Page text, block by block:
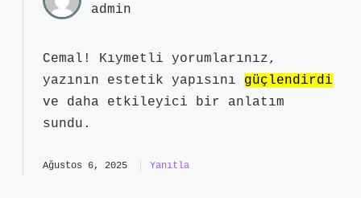
admin
Cemal! Kıymetli yorumlarınız,
yazının estetik yapısını güçlendirdi
ve daha etkileyici bir anlatım
sundu.
Ağustos 6, 2025 Yanıtla